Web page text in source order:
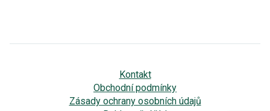
Kontakt
Obchodní podmínky
Zásady ochrany osobních údajů